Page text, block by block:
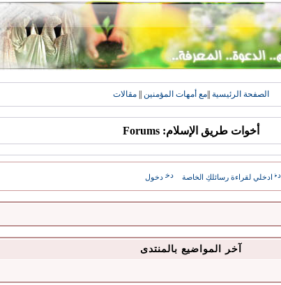
الصفحة الرئيسية مع أمهات المؤمنين مقالات
أخوات طريق الإسلام: Forums
ادخلي لقراءة رسائلكِ الخاصة دخول
آخر المواضيع بالمنتدى